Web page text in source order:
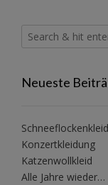
Neueste
Konzertkleidung
Katzenwollkleid
Alle Jahre wieder…